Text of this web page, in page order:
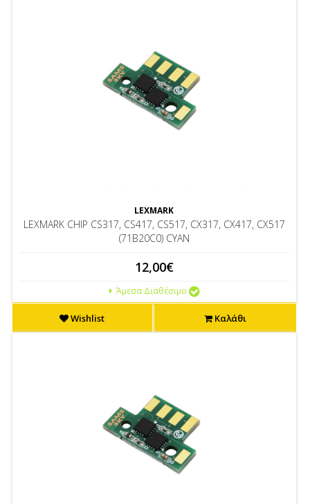
LEXMARK
LEXMARK CHIP CS317, CS417, CS517, CX317, CX417, CX517
(71B20C0) CYAN
12,00€
Άμεσα Διαθέσιμο
Wishlist Καλάθι